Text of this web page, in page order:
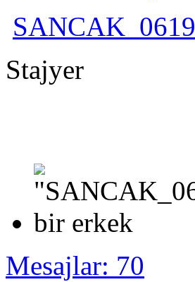
SANCAK_0619
Stajyer
Mesajlar: 70